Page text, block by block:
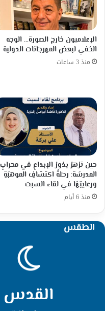
الإعلاميون خارج الصورة… الوجه
الخفي لبعض المهرجانات الدولية
منذ 3 ساعات
حين تزهرُ بذورُ الإبداعِ في محرابِ
المدرسَة: رحلةُ اكتشافِ الموهبَةِ
ورعايتِهَا في لقاء السبت
منذ 6 أيام
الطقس
القدس